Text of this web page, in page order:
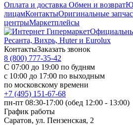
Оплата и доставка Обмен и возврат
лицамКонтактыОригинальные
центрыМаркетплейсы
Ресанта, Вихрь, Huter и Eurolux
КонтактыЗаказать звонок
8 (800) 777-35-42
С 07:00 до 19:00 по будням
с 10:00 до 17:00 по выходным
по московскому времени
+7 (495) 151-67-68
пн-пт 08:30-17:00 (обед 12:00 - 13:00)
График работы
Саратов, ул. Пензенская, 2